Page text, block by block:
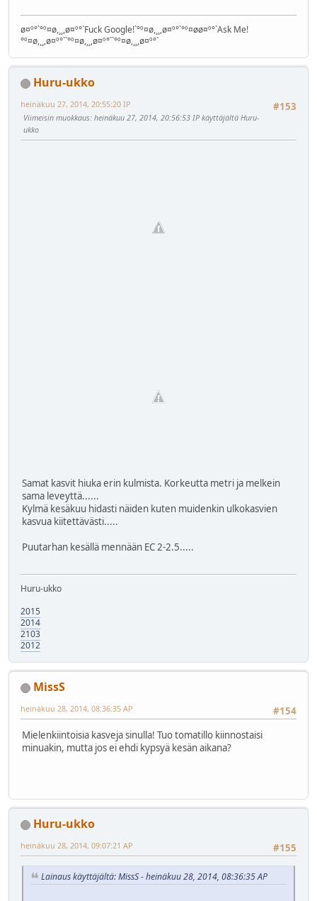
ø¤º°`°º¤ø,¸¸,ø¤º°`Fuck Google!`°º¤ø,¸¸,ø¤º°`°º¤øø¤º°`Ask Me!
°º¤ø,¸¸,ø¤º°``°º¤ø,¸¸,ø¤º°``°º¤ø,¸¸,ø¤º°`
Huru-ukko
#153
heinäkuu 27, 2014, 20:55:20 IP
Viimeisin muokkaus: heinäkuu 27, 2014, 20:56:53 IP käyttäjältä Huru-
ukko
Samat kasvit hiuka erin kulmista. Korkeutta metri ja melkein
sama leveyttä......
Kylmä kesäkuu hidasti näiden kuten muidenkin ulkokasvien
kasvua kiitettävästi.....
Puutarhan kesällä mennään EC 2-2.5.....
Huru-ukko
2015
2014
2103
2012
MissS
#154
heinäkuu 28, 2014, 08:36:35 AP
Mielenkiintoisia kasveja sinulla! Tuo tomatillo kiinnostaisi
minuakin, mutta jos ei ehdi kypsyä kesän aikana?
Huru-ukko
#155
heinäkuu 28, 2014, 09:07:21 AP
Lainaus käyttäjältä: MissS - heinäkuu 28, 2014, 08:36:35 AP